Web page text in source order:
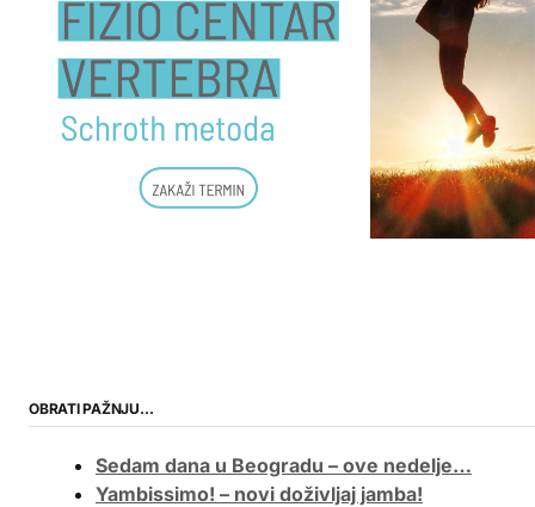
OBRATI PAŽNJU…
Sedam dana u Beogradu – ove nedelje…
Yambissimo! – novi doživljaj jamba!